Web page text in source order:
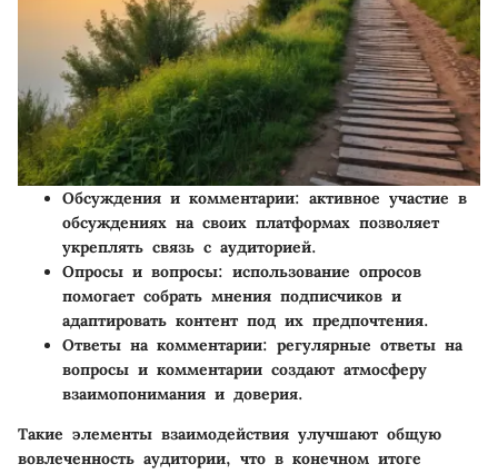
Обсуждения и комментарии: активное участие в
обсуждениях на своих платформах позволяет
укреплять связь с аудиторией.
Опросы и вопросы: использование опросов
помогает собрать мнения подписчиков и
адаптировать контент под их предпочтения.
Ответы на комментарии: регулярные ответы на
вопросы и комментарии создают атмосферу
взаимопонимания и доверия.
Такие элементы взаимодействия улучшают общую
вовлеченность аудитории, что в конечном итоге